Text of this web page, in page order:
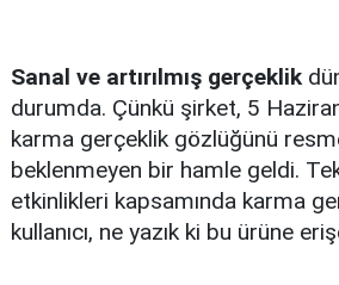
Sanal ve artırılmış gerçeklik
durumda. Çünkü şirket, 5
karma gerçeklik gözlüğünü
beklenmeyen bir hamle geldi.
etkinlikleri kapsamında karma
kullanıcı, ne yazık ki bu ürüne